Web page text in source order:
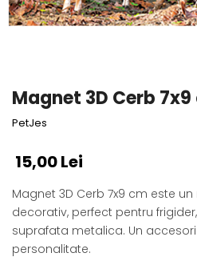
Creioane
Brelocuri 3D
Glitter Eyes
Fairytales
Teasing Monkey
ColourZoo
Baby Products
PocketPals
Slapbracelet
Girly
Lovely Hearts
Keychains
Glitter Keychains
Magnet 3D Cerb
PetJes
15,00 Lei
Magnet 3D Cerb 7x9 cm este
decorativ, perfect pentru
suprafata metalica. Un
personalitate.